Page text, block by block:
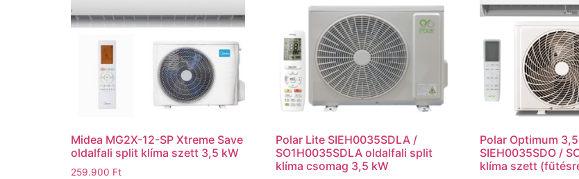
Midea MG2X-12-SP Xtreme Save
oldalfali split klíma szett 3,5 kW
259.900 Ft
Polar Lite SIEH0035SDLA /
SO1H0035SDLA oldalfali split
klíma csomag 3,5 kW
Polar Optimum
SIEH0035SDO /
klíma szett